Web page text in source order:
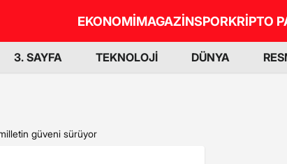
EKONOMİMAGAZİNSPORKRİPTO
3. SAYFA TEKNOLOJİ DÜNYA
güveni sürüyor